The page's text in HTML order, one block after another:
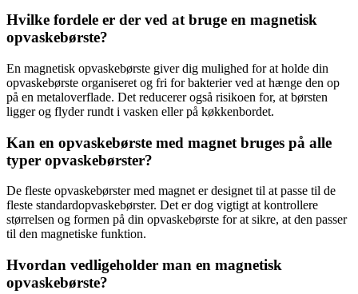
Hvilke fordele er der ved at bruge en magnetisk
opvaskebørste?
En magnetisk opvaskebørste giver dig mulighed for at holde din
opvaskebørste organiseret og fri for bakterier ved at hænge den op
på en metaloverflade. Det reducerer også risikoen for, at børsten
ligger og flyder rundt i vasken eller på køkkenbordet.
Kan en opvaskebørste med magnet bruges på alle
typer opvaskebørster?
De fleste opvaskebørster med magnet er designet til at passe til de
fleste standardopvaskebørster. Det er dog vigtigt at kontrollere
størrelsen og formen på din opvaskebørste for at sikre, at den passer
til den magnetiske funktion.
Hvordan vedligeholder man en magnetisk
opvaskebørste?